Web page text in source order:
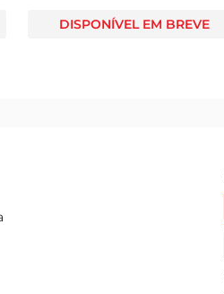
DISPONÍVEL EM BREVE